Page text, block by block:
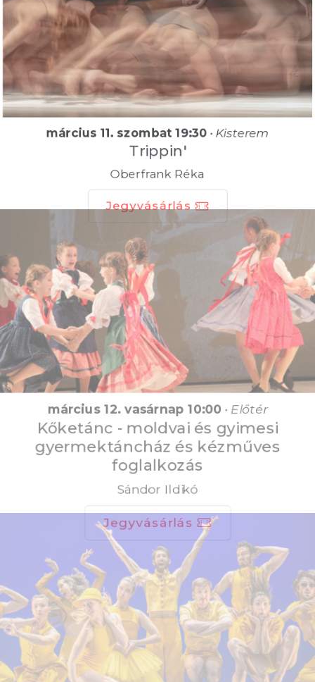
március 11. szombat 19:30• Kisterem
Trippin'
Oberfrank Réka
Jegyvásárlás
március 12. vasárnap 10:00• Előtér
Kőketánc - moldvai és gyimesi
gyermektáncház és kézműves
foglalkozás
Jegyvásárlás